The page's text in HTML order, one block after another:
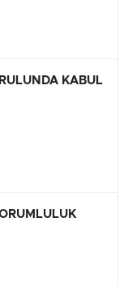
KABUL